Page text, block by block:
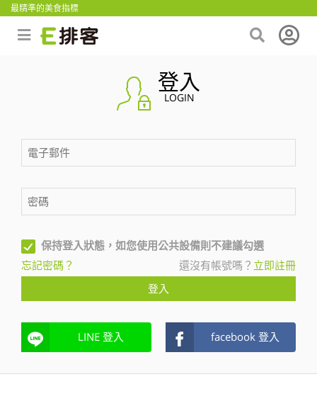
最精準的美食指標
登入
LOGIN
保持登入狀態，如您使用公共設備則不建議勾選
忘記密碼？
還沒有帳號嗎？ 立即註冊
登入
LINE 登入 facebook 登入